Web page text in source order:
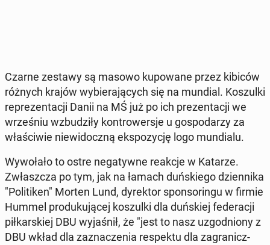
Czarne zestawy są masowo ku­po­wa­ne przez kibiców
różnych krajów wy­bie­ra­ją­cych się na mundial. Ko­szul­ki
re­pre­zen­ta­cji Danii na MŚ już po ich pre­zen­ta­cji we
wrze­śniu wzbu­dzi­ły kon­tro­wer­sje u go­spo­da­rzy za
wła­ści­wie nie­wi­docz­ną eks­po­zy­cję logo mun­dia­lu.
Wy­wo­ła­ło to ostre ne­ga­tyw­ne reakcje w Katarze.
Zwłasz­cza po tym, jak na łamach duń­skie­go dzien­ni­ka
"Po­li­ti­ken" Morten Lund, dy­rek­tor spon­so­rin­gu w firmie
Hummel pro­du­ku­ją­cej ko­szul­ki dla duń­skiej fe­de­ra­cji
pił­kar­skiej DBU wy­ja­śnił, że "jest to nasz uzgod­nio­ny z
DBU wkład dla za­zna­cze­nia re­spek­tu dla za­gra­nicz­